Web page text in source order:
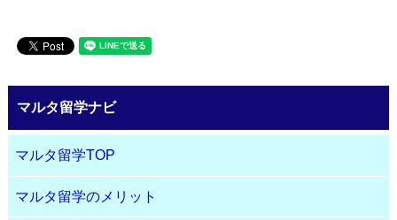
マルタ留学ナビ
マルタ留学TOP
マルタ留学のメリット